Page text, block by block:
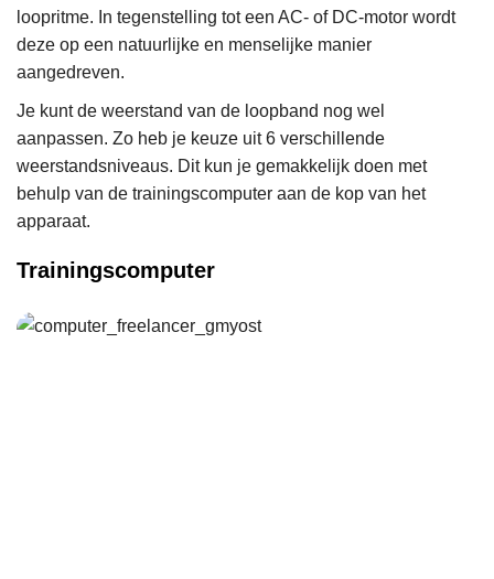
loopritme. In tegenstelling tot een AC- of DC-motor wordt
deze op een natuurlijke en menselijke manier
aangedreven.
Je kunt de weerstand van de loopband nog wel
aanpassen. Zo heb je keuze uit 6 verschillende
weerstandsniveaus. Dit kun je gemakkelijk doen met
behulp van de trainingscomputer aan de kop van het
apparaat.
Trainingscomputer